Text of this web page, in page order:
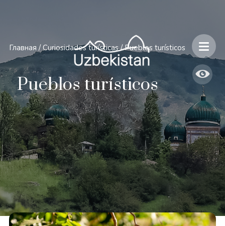
Главная / Curiosidades turísticas/ Pueblos turísticos
Pueblos turísticos